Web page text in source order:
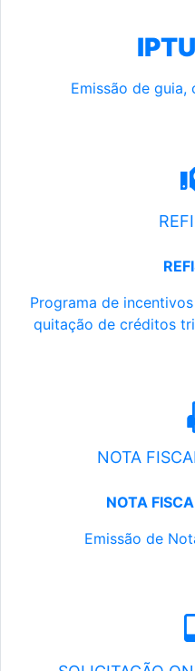
Emissão de
Programa de
quitação de créditos
NOTA
NOTA
Emissão de